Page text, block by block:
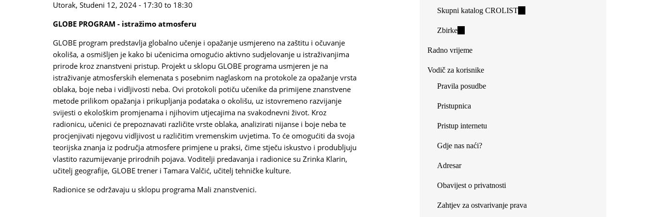
Utorak, Studeni 12, 2024 - 17:30 to 18:30
GLOBE PROGRAM - istražimo atmosferu
GLOBE program predstavlja globalno učenje i opažanje usmjereno na zaštitu i očuvanje
okoliša, a osmišljen je kako bi učenicima omogućio aktivno sudjelovanje u istraživanjima
prirode kroz znanstveni pristup. Projekt u sklopu GLOBE programa usmjeren je na
istraživanje atmosferskih elemenata s posebnim naglaskom na protokole za opažanje vrsta
oblaka, boje neba i vidljivosti neba. Ovi protokoli potiču učenike da primijene znanstvene
metode prilikom opažanja i prikupljanja podataka o okolišu, uz istovremeno razvijanje
svijesti o ekološkim promjenama i njihovim utjecajima na svakodnevni život. Kroz
radionicu, učenici će prepoznavati različite vrste oblaka, analizirati nijanse i boje neba te
procjenjivati njegovu vidljivost u različitim vremenskim uvjetima. To će omogućiti da svoja
teorijska znanja iz područja atmosfere primjene u praksi, čime stječu iskustvo i produbljuju
vlastito razumijevanje prirodnih pojava. Voditelji predavanja i radionice su Zrinka Klarin,
učitelj geografije, GLOBE trener i Tamara Valčić, učitelj tehničke kulture.
Radionice se održavaju u sklopu programa Mali znanstvenici.
Skupni katalog CROLIST(link
Zbirke(link
external)
Radno vrijeme
Vodič za korisnike
Pravila posudbe
Pristupnica
Pristup internetu
Gdje nas naći?
Adresar
Obavijest o privatnosti
Zahtjev za ostvarivanje prava